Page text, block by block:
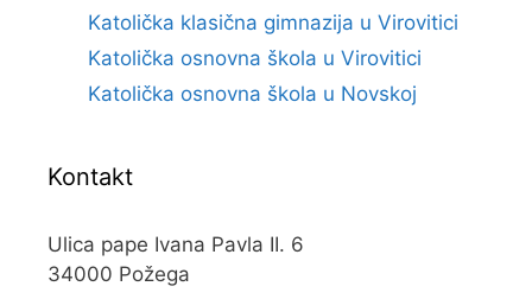
Katolička klasična gimnazija u Virovitici
Katolička osnovna škola u Virovitici
Katolička osnovna škola u Novskoj
Kontakt
Ulica pape Ivana Pavla II. 6
34000 Požega